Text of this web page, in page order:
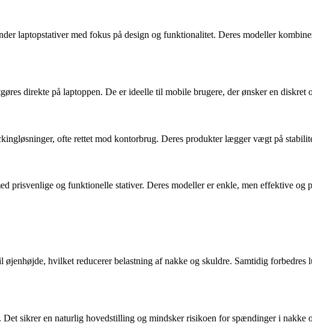
laptopstativer med fokus på design og funktionalitet. Deres modeller
direkte på laptoppen. De er ideelle til mobile brugere, der ønsker en diskret
ofte rettet mod kontorbrug. Deres produkter lægger vægt på
og funktionelle stativer. Deres modeller er enkle, men effektive og
hvilket reducerer belastning af nakke og skuldre. Samtidig
sikrer en naturlig hovedstilling og mindsker risikoen for spændinger i nakke